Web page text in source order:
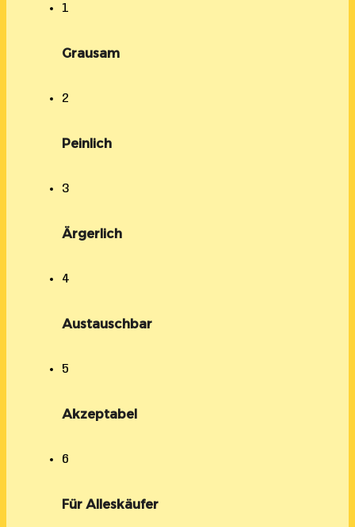
1
Grausam
2
Peinlich
3
Ärgerlich
4
Austauschbar
5
Akzeptabel
6
Für Alleskäufer